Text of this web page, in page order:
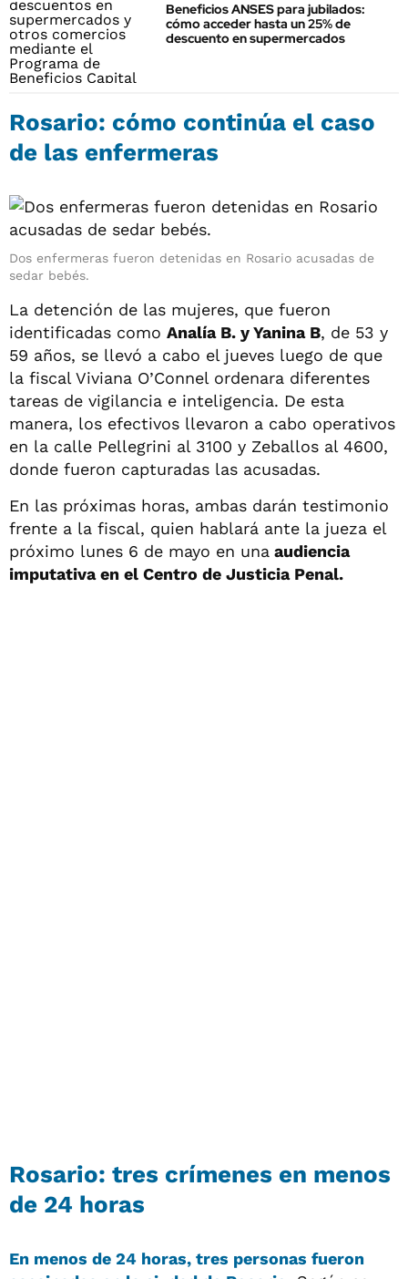
Beneficios ANSES para jubilados:
cómo acceder hasta un 25% de
descuento en supermercados
Rosario: cómo continúa el caso
de las enfermeras
Dos enfermeras fueron detenidas en Rosario acusadas de
sedar bebés.
La detención de las mujeres, que fueron
identificadas como Analía B. y Yanina B, de 53 y
59 años, se llevó a cabo el jueves luego de que
la fiscal Viviana O’Connel ordenara diferentes
tareas de vigilancia e inteligencia. De esta
manera, los efectivos llevaron a cabo operativos
en la calle Pellegrini al 3100 y Zeballos al 4600,
donde fueron capturadas las acusadas.
En las próximas horas, ambas darán testimonio
frente a la fiscal, quien hablará ante la jueza el
próximo lunes 6 de mayo en una audiencia
imputativa en el Centro de Justicia Penal.
Rosario: tres crímenes en menos
de 24 horas
En menos de 24 horas, tres personas fueron